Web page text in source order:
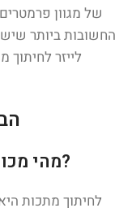
של מגוון
החשובות ביותר
לייזר
מהי מכונת פייבר לייזר לחיתוך מתכות?